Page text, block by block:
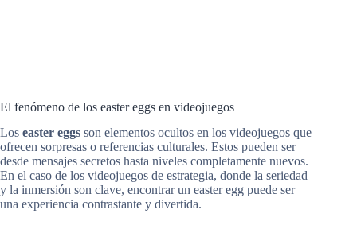
El fenómeno de los easter eggs en videojuegos
Los easter eggs son elementos ocultos en los videojuegos que
ofrecen sorpresas o referencias culturales. Estos pueden ser
desde mensajes secretos hasta niveles completamente nuevos.
En el caso de los videojuegos de estrategia, donde la seriedad
y la inmersión son clave, encontrar un easter egg puede ser
una experiencia contrastante y divertida.